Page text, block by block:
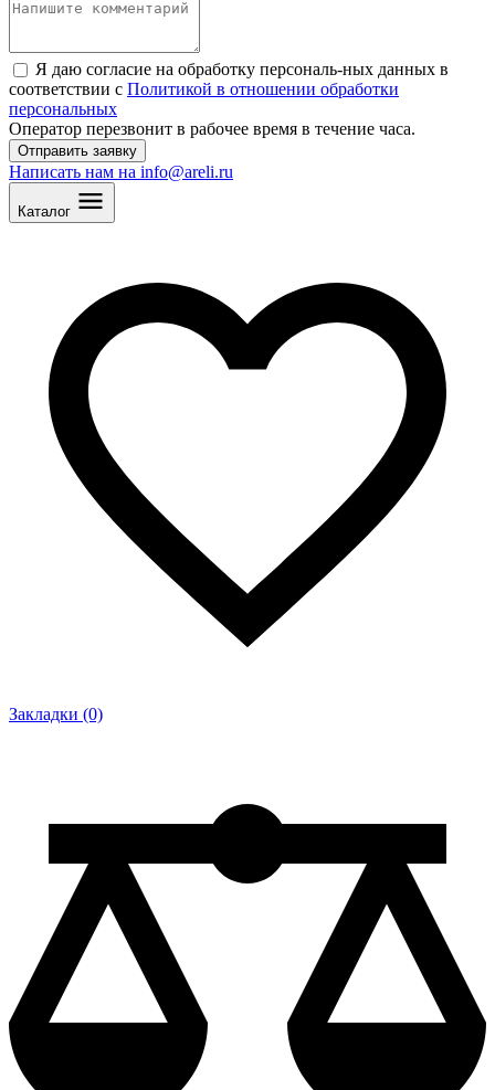
Я даю согласие на обработку персональ-ных данных в
соответствии с Политикой в отношении обработки
персональных
Оператор перезвонит в рабочее время в течение часа.
Отправить заявку
Написать нам на info@areli.ru
Каталог
Закладки (0)